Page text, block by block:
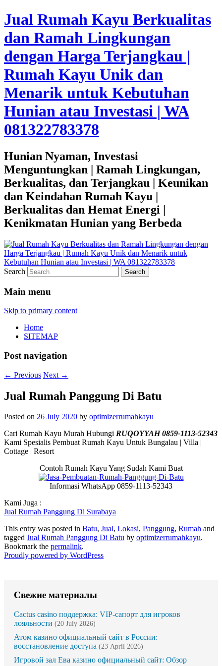
Jual Rumah Kayu Berkualitas
dan Ramah Lingkungan
dengan Harga Terjangkau |
Rumah Kayu Unik dan
Menarik untuk Kebutuhan
Hunian atau Investasi | WA
081322783378
Hunian Nyaman, Investasi
Menguntungkan | Ramah Lingkungan,
Berkualitas, dan Terjangkau | Keunikan
dan Keindahan Rumah Kayu |
Berkualitas dan Hemat Energi |
Kenikmatan Hunian yang Berbeda
Search
Main menu
Skip to primary content
Home
SITEMAP
Post navigation
← Previous Next →
Jual Rumah Panggung Di Batu
Posted on 26 July 2020 by optimizerrumahkayu
Cari Rumah Kayu Murah Hubungi RUQOYYAH 0859-1113-52343
Kami Spesialis Pembuat Rumah Kayu Untuk Bungalau | Villa |
Cottage | Resort
Contoh Rumah Kayu Yang Sudah Kami Buat
Informasi WhatsApp 0859-1113-52343
Kami Juga :
Jual Rumah Panggung Di Surabaya
This entry was posted in Batu, Jual, Lokasi, Panggung, Rumah and
tagged Jual Rumah Panggung Di Batu by optimizerrumahkayu.
Bookmark the permalink.
Proudly powered by WordPress
Свежие материалы
Cactus casino поддержка: VIP-сапорт для игроков
лояльности (20 July 2026)
Атом казино официальный сайт в России:
восстановление доступа (23 April 2026)
Игровой зал Ева казино официальный сайт: Обзор